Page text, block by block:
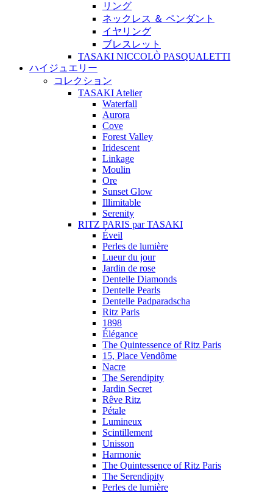
リング
ネックレス ＆ ペンダント
イヤリング
ブレスレット
TASAKI NICCOLÒ PASQUALETTI
ハイジュエリー
コレクション
TASAKI Atelier
Waterfall
Aurora
Cove
Forest Valley
Iridescent
Linkage
Moulin
Ore
Sunset Glow
Illimitable
Serenity
RITZ PARIS par TASAKI
Éveil
Perles de lumière
Lueur du jour
Jardin de rose
Dentelle Diamonds
Dentelle Pearls
Dentelle Padparadscha
Ritz Paris
1898
Élégance
The Quintessence of Ritz Paris
15, Place Vendôme
Nacre
The Serendipity
Jardin Secret
Rêve Ritz
Pétale
Lumineux
Scintillement
Unisson
Harmonie
The Quintessence of Ritz Paris
The Serendipity
Perles de lumière